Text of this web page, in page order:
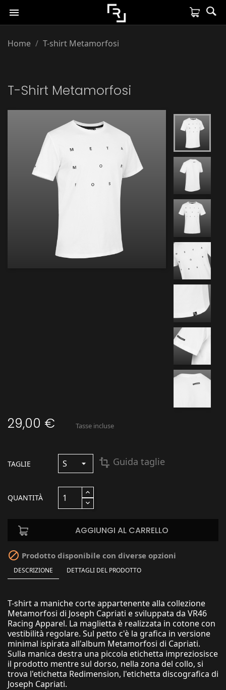

Home T-shirt Metamorfosi
T-Shirt Metamorfosi
29,00 € Tasse incluse
TAGLIE transform Guida taglie
QUANTITÀ
AGGIUNGI AL CARRELLO
 Prodotto disponibile con diverse opzioni
DESCRIZIONE DETTAGLI DEL PRODOTTO
T-shirt a maniche corte appartenente alla collezione
Metamorfosi di Joseph Capriati e sviluppata da VR46
Racing Apparel. La maglietta è realizzata in cotone con
vestibilità regolare. Sul petto c'è la grafica in versione
minimal ispirata all'album Metamorfosi di Capriati.
Sulla manica destra una piccola etichetta impreziosisce
il prodotto mentre sul dorso, nella zona del collo, si
trova l'etichetta Redimension, l'etichetta discografica di
Joseph Capriati.